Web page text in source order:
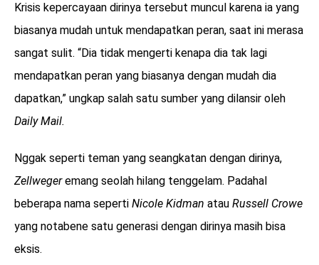
Krisis kepercayaan dirinya tersebut muncul karena ia yang
biasanya mudah untuk mendapatkan peran, saat ini merasa
sangat sulit. “Dia tidak mengerti kenapa dia tak lagi
mendapatkan peran yang biasanya dengan mudah dia
dapatkan,” ungkap salah satu sumber yang dilansir oleh
Daily Mail.
Nggak seperti teman yang seangkatan dengan dirinya,
Zellwegeremang seolah hilang tenggelam. Padahal
beberapa nama seperti Nicole Kidman atau Russell Crowe
yang notabene satu generasi dengan dirinya masih bisa
eksis.